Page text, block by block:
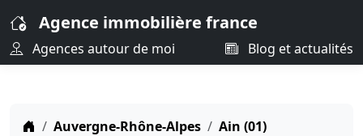
Agence immobilière france
Agences autour de moi Blog et actualités
Auvergne-Rhône-Alpes
Ain (01)